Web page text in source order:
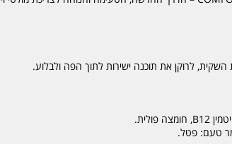
לרוקן את תוכנה ישירות לתוך הפה ולבלוע.
טעם: פטל.